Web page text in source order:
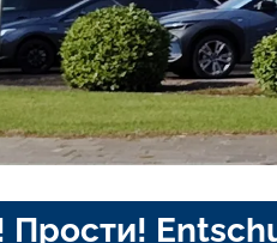
Прости!